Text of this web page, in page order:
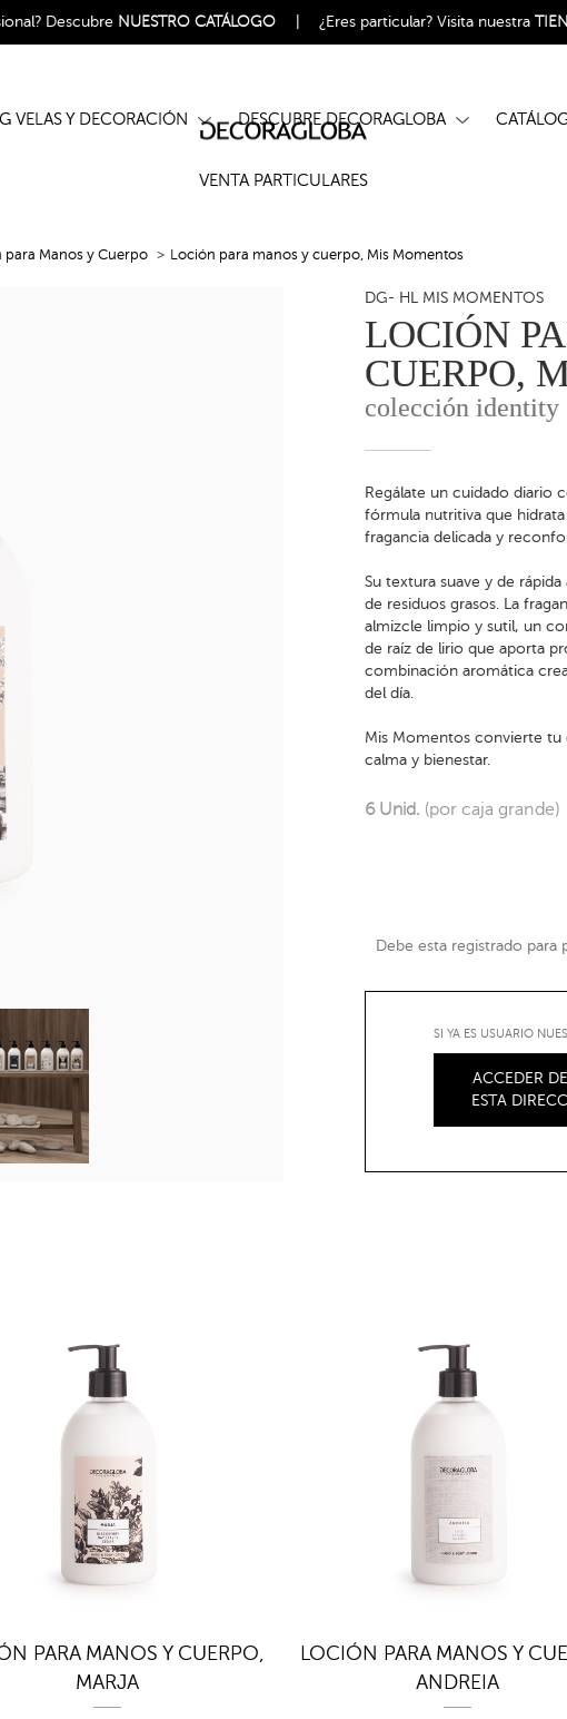
Descubre NUESTRO CATÁLOGO ¿Eres particular?Visita nuestra
VELAS Y DECORACIÓN DESCUBRE DECORAGLOBA
VENTA PARTICULARES
para Manos y Cuerpo Loción para manos y cuerpo, Mis Momentos
DG- HL MIS MOMENTOS
LOCIÓN
CUERPO,
colección identity
Regálate un cuidado diario
fórmula nutritiva que
fragancia delicada y
Su textura suave y de
de residuos grasos. La
almizcle limpio y sutil, un
de raíz de lirio que aporta
combinación aromática
del día.
Mis Momentos convierte tu
calma y bienestar.
6 Unid. (por caja grande)
Debe esta registrado
SI YA ES USUARIO
ACCEDER
ESTA
PARA MANOS Y CUERPO,
MARJA
LOCIÓN PARA MANOS Y
ANDREIA